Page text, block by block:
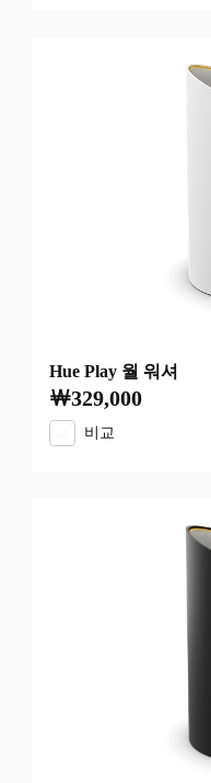
Hue Play 월 워셔
현재 가격은 ￦329,000
￦329,000
비교